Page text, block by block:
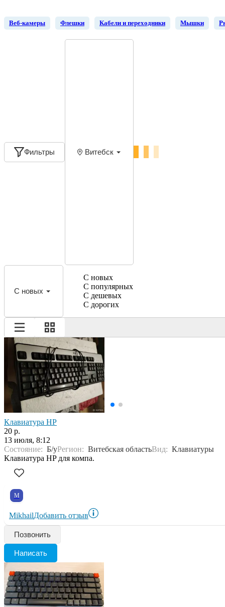
Веб-камеры Флешки Кабели и переходники Мышки
Фильтры Витебск
С новых
С новых
С популярных
С дешевых
С дорогих
Клавиатура HP
20 р.
13 июля, 8:12
Состояние: Б/уРегион: Витебская областьВид: Клавиатуры
Клавиатура HP для компа.
M
MikhailДобавить отзыв
Позвонить
Написать